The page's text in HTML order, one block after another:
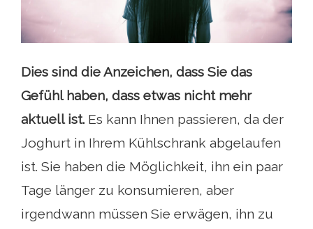
Dies sind die Anzeichen, dass Sie das
Gefühl haben, dass etwas nicht mehr
aktuell ist. Es kann Ihnen passieren, da der
Joghurt in Ihrem Kühlschrank abgelaufen
ist. Sie haben die Möglichkeit, ihn ein paar
Tage länger zu konsumieren, aber
irgendwann müssen Sie erwägen, ihn zu